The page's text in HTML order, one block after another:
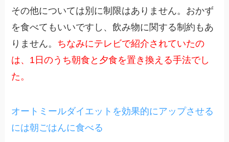
その他については別に制限はありません。おかず
を食べてもいいですし、飲み物に関する制約もあ
りません。 ちなみにテレビで紹介されていたの
は、1日のうち朝食と夕食を置き換える手法でし
た。
オートミールダイエットを効果的にアップさせる
には朝ごはんに食べる